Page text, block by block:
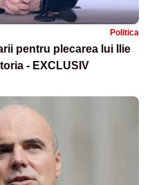
Politica
pentru plecarea lui Ilie
- EXCLUSIV